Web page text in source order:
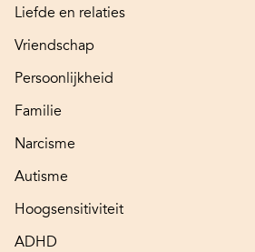
Liefde en relaties
Vriendschap
Persoonlijkheid
Familie
Narcisme
Autisme
Hoogsensitiviteit
ADHD